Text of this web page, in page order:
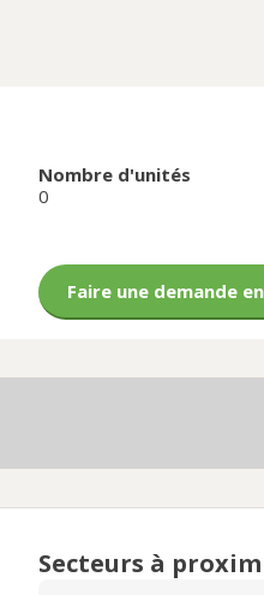
Nombre d'unités
0
Faire une demande
Secteurs à